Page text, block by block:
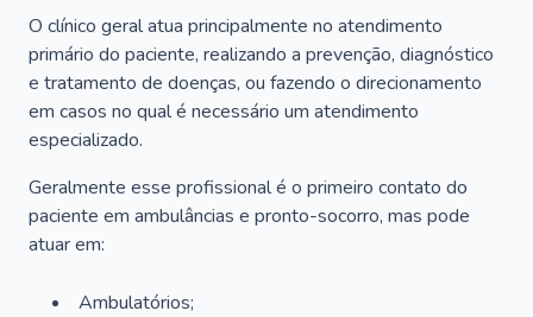
O clínico geral atua principalmente no atendimento
primário do paciente, realizando a prevenção, diagnóstico
e tratamento de doenças, ou fazendo o direcionamento
em casos no qual é necessário um atendimento
especializado.
Geralmente esse profissional é o primeiro contato do
paciente em ambulâncias e pronto-socorro, mas pode
atuar em:
Ambulatórios;